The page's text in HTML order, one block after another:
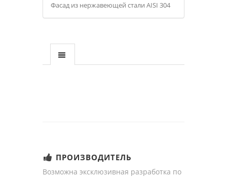
Фасад из нержавеющей стали AISI 304
ПРОИЗВОДИТЕЛЬ
Возможна эксклюзивная разработка по